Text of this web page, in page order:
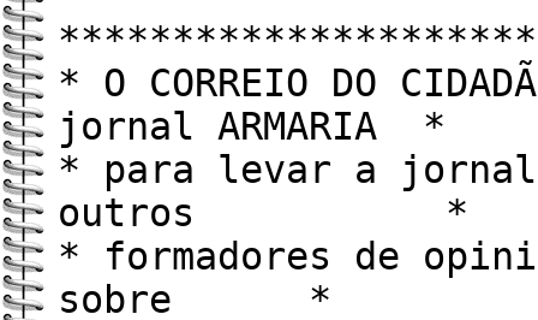
* O CORREIO DO
jornal ARMARIA *
* para levar a
outros *
* formadores de
sobre *